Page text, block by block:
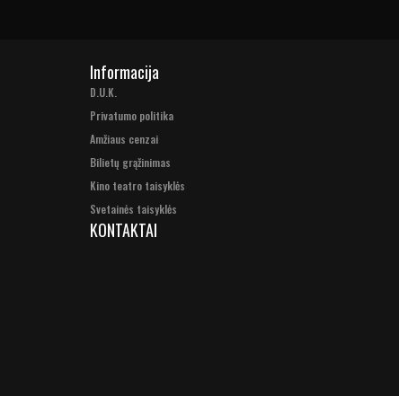
Informacija
D.U.K.
Privatumo politika
Amžiaus cenzai
Bilietų grąžinimas
Kino teatro taisyklės
Svetainės taisyklės
KONTAKTAI